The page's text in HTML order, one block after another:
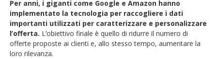
Per anni, i giganti come Google e Amazon hanno
implementato la tecnologia per raccogliere i dati
importanti utilizzati per caratterizzare e personalizzare
l’offerta. L’obiettivo finale è quello di ridurre il numero di
offerte proposte ai clienti e, allo stesso tempo, aumentare la
loro rilevanza.